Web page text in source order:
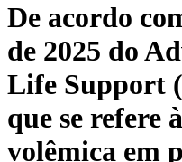
De acordo
de 2025 do
Life Support
que se refere
volêmica em